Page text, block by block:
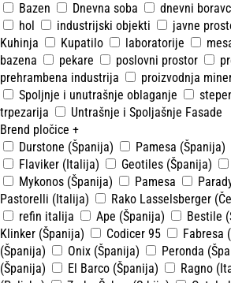
Bazen
Dnevna soba dnevni
hol
industrijski objekti javne
Kuhinja
Kupatilo laboratorije
bazena
pekare poslovni prostor
prehrambena industrija
proizvodnja
Spoljnje i unutrašnje oblaganje
trpezarija
Untrašnje i Spoljašnje Fasade
Brend pločice +
Durstone (Španija)
Pamesa (Španija)
Flaviker (Italija)
Geotiles (Španija)
Mykonos (Španija)
Pamesa
Pastorelli (Italija)
Rako Lasselsberger
refin italija
Ape (Španija) Bestile
Klinker (Španija)
Codicer 95 Fabresa
(Španija)
Onix (Španija) Peronda
(Španija)
El Barco (Španija) Ragno